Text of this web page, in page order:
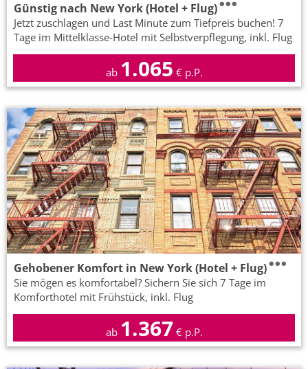
Günstig nach New York (Hotel + Flug)
Jetzt zuschlagen und Last Minute zum Tiefpreis buchen! 7
Tage im Mittelklasse-Hotel mit Selbstverpflegung, inkl. Flug
ab 1.065 € p.P.
Gehobener Komfort in New York (Hotel + Flug)
Sie mögen es komfortabel? Sichern Sie sich 7 Tage im
Komforthotel mit Frühstück, inkl. Flug
ab 1.367 € p.P.